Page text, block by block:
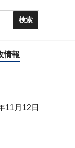
情報
11月12日